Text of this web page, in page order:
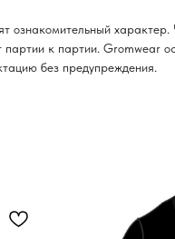
ознакомительный
партии к партии. Gromwear
без предупреждения.